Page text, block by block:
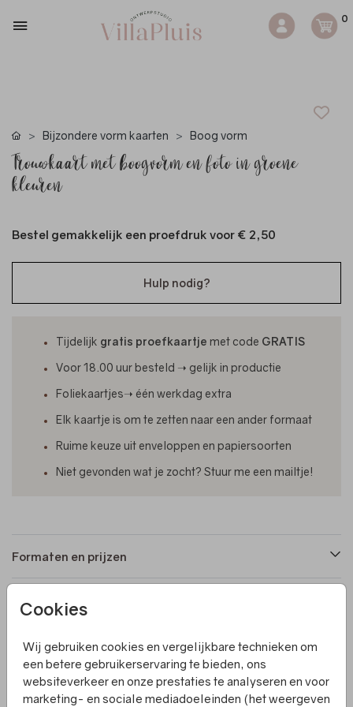
0
Cookies
Wij gebruiken cookies en vergelijkbare technieken om
een betere gebruikerservaring te bieden, ons
websiteverkeer en onze prestaties te analyseren en voor
marketing- en sociale mediadoeleinden (het weergeven
Bijzondere vorm kaarten Boog vorm
Trouwkaart met boogvorm en foto in groene
kleuren
Bestel gemakkelijk een proefdruk voor € 2,50
Hulp nodig?
Tijdelijk gratis proefkaartje met code GRATIS
Voor 18.00 uur besteld ➝ gelijk in productie
Foliekaartjes➝ één werkdag extra
Elk kaartje is om te zetten naar een ander formaat
Ruime keuze uit enveloppen en papiersoorten
Niet gevonden wat je zocht? Stuur me een mailtje!
Formaten en prijzen
Productinformatie
Omschrijving
Op zoek naar een unieke trouwkaart met een moderne
twist? Ontdek deze enkele trouwkaart met een prachtige